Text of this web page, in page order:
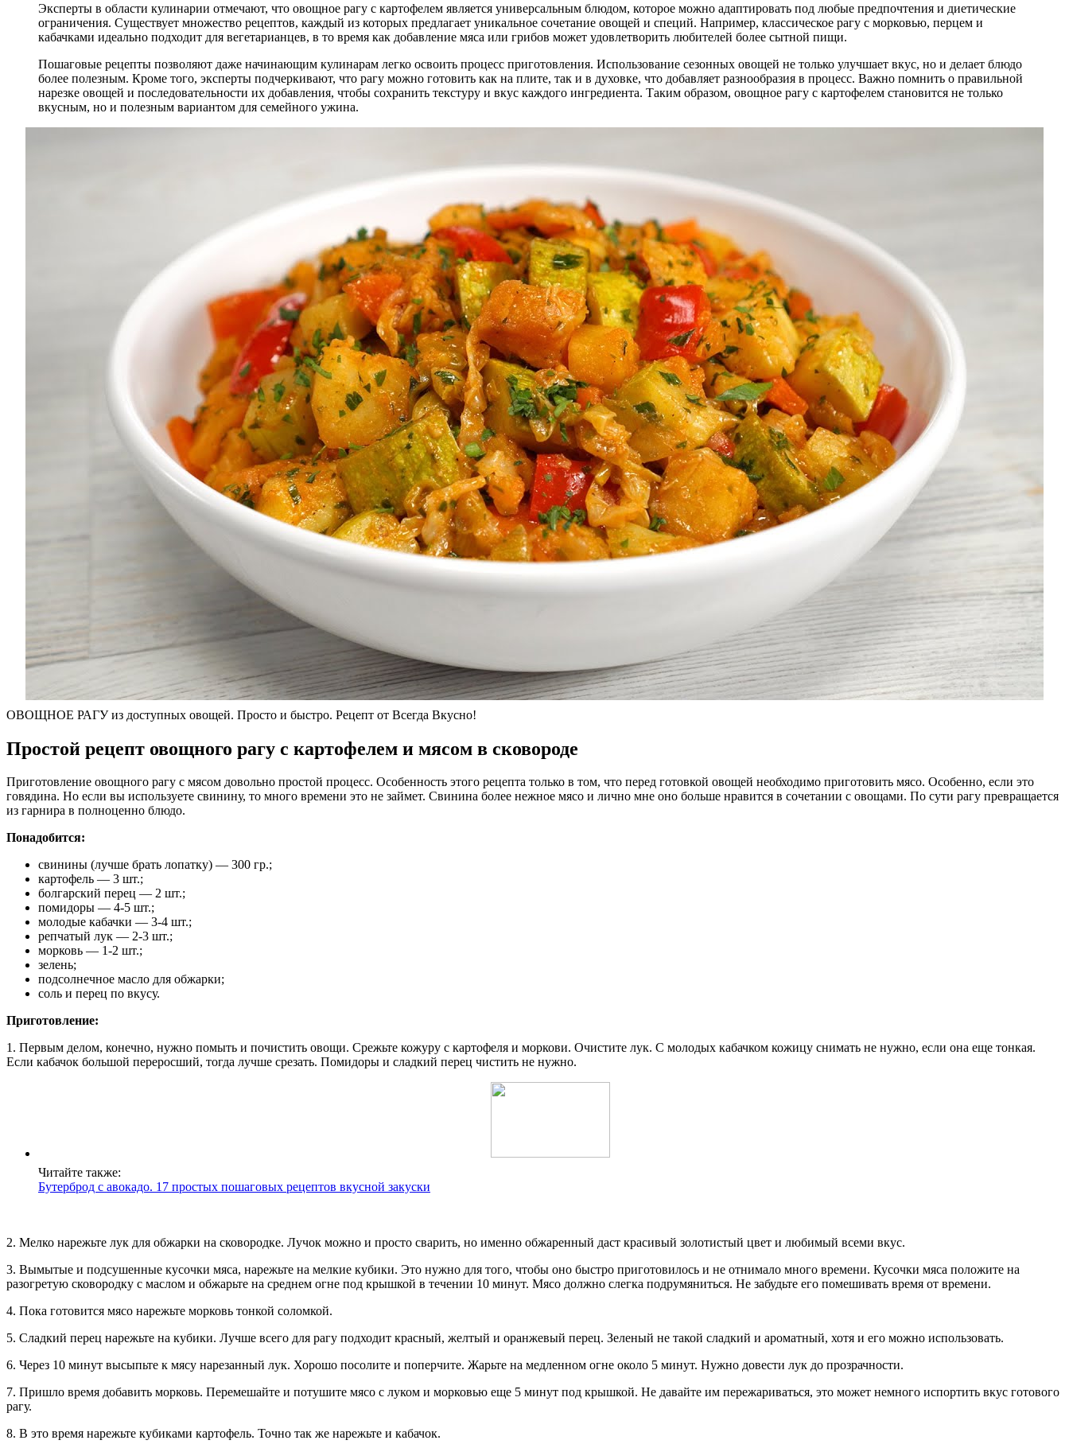
Эксперты в области кулинарии отмечают, что овощное рагу с картофелем является универсальным блюдом, которое можно адаптировать под любые предпочтения и диетические
ограничения. Существует множество рецептов, каждый из которых предлагает уникальное сочетание овощей и специй. Например, классическое рагу с морковью, перцем и
кабачками идеально подходит для вегетарианцев, в то время как добавление мяса или грибов может удовлетворить любителей более сытной пищи.
Пошаговые рецепты позволяют даже начинающим кулинарам легко освоить процесс приготовления. Использование сезонных овощей не только улучшает вкус, но и делает блюдо
более полезным. Кроме того, эксперты подчеркивают, что рагу можно готовить как на плите, так и в духовке, что добавляет разнообразия в процесс. Важно помнить о правильной
нарезке овощей и последовательности их добавления, чтобы сохранить текстуру и вкус каждого ингредиента. Таким образом, овощное рагу с картофелем становится не только
вкусным, но и полезным вариантом для семейного ужина.
ОВОЩНОЕ РАГУ из доступных овощей. Просто и быстро. Рецепт от Всегда Вкусно!
Простой рецепт овощного рагу с картофелем и мясом в сковороде
Приготовление овощного рагу с мясом довольно простой процесс. Особенность этого рецепта только в том, что перед готовкой овощей необходимо приготовить мясо. Особенно, если это
говядина. Но если вы используете свинину, то много времени это не займет. Свинина более нежное мясо и лично мне оно больше нравится в сочетании с овощами. По сути рагу превращается
из гарнира в полноценно блюдо.
Понадобится:
свинины (лучше брать лопатку) — 300 гр.;
картофель — 3 шт.;
болгарский перец — 2 шт.;
помидоры — 4-5 шт.;
молодые кабачки — 3-4 шт.;
репчатый лук — 2-3 шт.;
морковь — 1-2 шт.;
зелень;
подсолнечное масло для обжарки;
соль и перец по вкусу.
Приготовление:
1. Первым делом, конечно, нужно помыть и почистить овощи. Срежьте кожуру с картофеля и моркови. Очистите лук. С молодых кабачком кожицу снимать не нужно, если она еще тонкая.
Если кабачок большой переросший, тогда лучше срезать. Помидоры и сладкий перец чистить не нужно.
Читайте также:
Бутерброд с авокадо. 17 простых пошаговых рецептов вкусной закуски
2. Мелко нарежьте лук для обжарки на сковородке. Лучок можно и просто сварить, но именно обжаренный даст красивый золотистый цвет и любимый всеми вкус.
3. Вымытые и подсушенные кусочки мяса, нарежьте на мелкие кубики. Это нужно для того, чтобы оно быстро приготовилось и не отнимало много времени. Кусочки мяса положите на
разогретую сковородку с маслом и обжарьте на среднем огне под крышкой в течении 10 минут. Мясо должно слегка подрумяниться. Не забудьте его помешивать время от времени.
4. Пока готовится мясо нарежьте морковь тонкой соломкой.
5. Сладкий перец нарежьте на кубики. Лучше всего для рагу подходит красный, желтый и оранжевый перец. Зеленый не такой сладкий и ароматный, хотя и его можно использовать.
6. Через 10 минут высыпьте к мясу нарезанный лук. Хорошо посолите и поперчите. Жарьте на медленном огне около 5 минут. Нужно довести лук до прозрачности.
7. Пришло время добавить морковь. Перемешайте и потушите мясо с луком и морковью еще 5 минут под крышкой. Не давайте им пережариваться, это может немного испортить вкус готового
рагу.
8. В это время нарежьте кубиками картофель. Точно так же нарежьте и кабачок.